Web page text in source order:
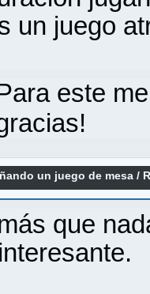
un juego
este
un juego de mesa /
de dirigir un gremio de
que